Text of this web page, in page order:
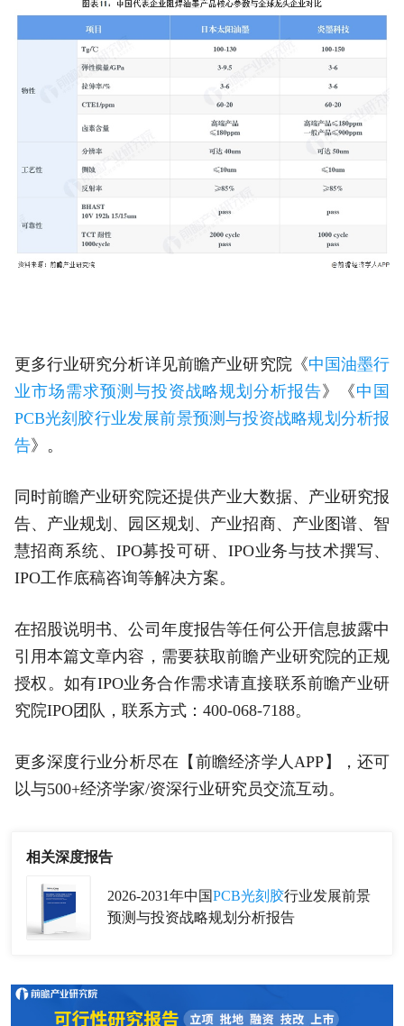
更多行业研究分析详见前瞻产业研究院《中国油墨行
业市场需求预测与投资战略规划分析报告》《中国
PCB光刻胶行业发展前景预测与投资战略规划分析报
告》。
同时前瞻产业研究院还提供产业大数据、产业研究报
告、产业规划、园区规划、产业招商、产业图谱、智
慧招商系统、IPO募投可研、IPO业务与技术撰写、
IPO工作底稿咨询等解决方案。
在招股说明书、公司年度报告等任何公开信息披露中
引用本篇文章内容，需要获取前瞻产业研究院的正规
授权。如有IPO业务合作需求请直接联系前瞻产业研
究院IPO团队，联系方式：400-068-7188。
更多深度行业分析尽在【前瞻经济学人APP】，还可
以与500+经济学家/资深行业研究员交流互动。
相关深度报告
2026-2031年中国PCB光刻胶行业发展前景
预测与投资战略规划分析报告